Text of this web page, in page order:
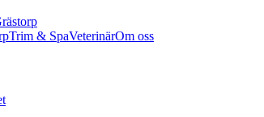
Trim & SpaVeterinärOm oss